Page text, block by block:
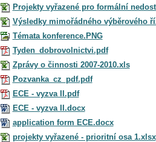
Projekty vyřazené pro formální
Výsledky mimořádného výběrového
Témata konference.PNG
Tyden_dobrovolnictvi.pdf
Zprávy o činnosti 2007-2010.xls
Pozvanka_cz_pdf.pdf
ECE - vyzva II.pdf
ECE - vyzva II.docx
application form ECE.docx
projekty vyřazené - prioritní osa 1.xlsx